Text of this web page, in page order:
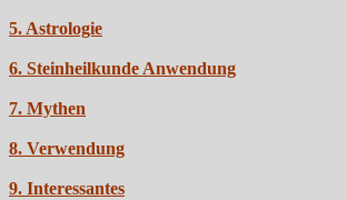
5. Astrologie
6. Steinheilkunde Anwendung
7. Mythen
8. Verwendung
9. Interessantes